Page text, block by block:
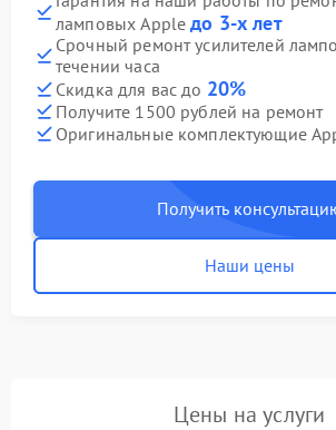
ламповых Appleдо 3-х лет
Срочный ремонт усилителей
течении часа
Скидка для вас до 20%
Получите 1500 рублей на ремонт
Оригинальные комплектующие
Получить
Наши цены
Цены на услуги